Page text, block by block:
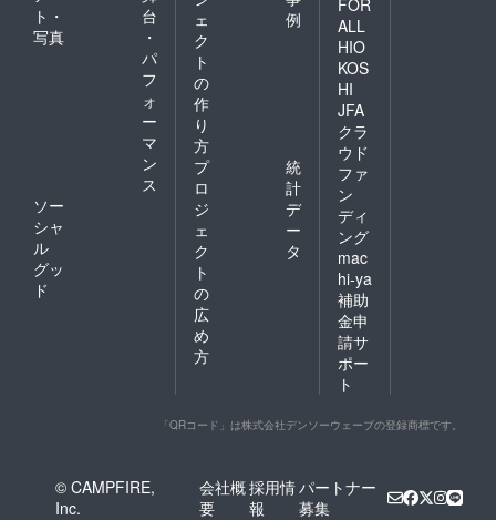
ト・
写真
台
・
パ
フ
ォ
ー
マ
ン
ス
ソー
シャ
ル
グッ
ド
ェ
ク
ト
の
作
り
方
例
プ
ロ
ジ
ェ
ク
ト
の
広
め
方
統
計
デ
ー
タ
ALL
HIO
KOS
HI
JFA
クラ
ウド
ファ
ン
ディ
ング
mac
hi-ya
補助
金申
請サ
ポー
ト
「QRコード」は株式会社デンソーウェーブの登録商標です。
© CAMPFIRE,
Inc.
会社概
要
採用情
報
パートナー
募集